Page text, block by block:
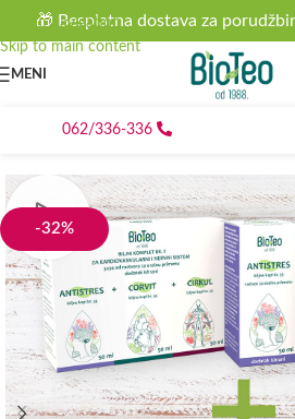
Skip to navigation
Skip to main content
🎁 Besplatna dostava za
MENI
062/336-336
-32%